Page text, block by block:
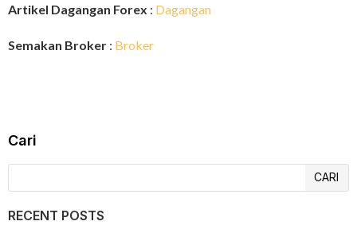
Artikel Dagangan Forex : Dagangan
Semakan Broker : Broker
Cari
CARI
RECENT POSTS